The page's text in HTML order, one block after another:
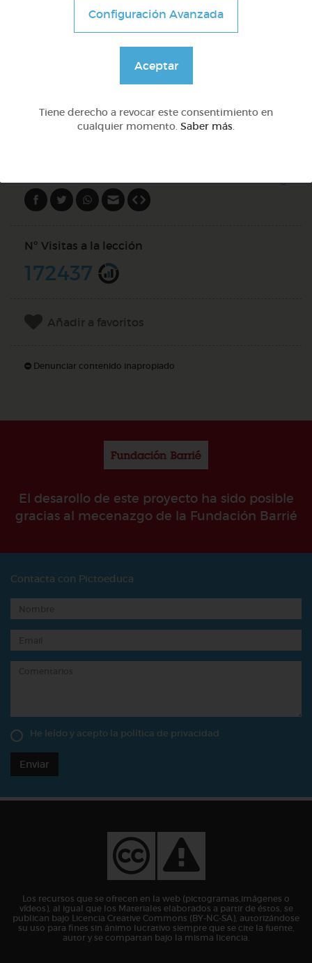
1º Primaria (6-7 años)
Preguntas con qué
@Webparaelespanol
Nº Visitas a la lección
172437
Añadir a favoritos
Denunciar contenido inapropiado
El desarollo de este proyecto ha sido posible
gracias al mecenazgo de la Fundación Barrié
Contacta con Pictoeduca
He leído y acepto la política de privacidad
Enviar
Los recursos que se ofrecen en la web (pictogramas,imágenes o
vídeos), al igual que los Materiales elaborados a partir de éstos, se
publican bajo Licencia Creative Commons (BY-NC-SA), autorizándose
su uso para fines sin ánimo lucrativo siempre que se cite la fuente,
autor y se compartan bajo la misma licencia.
Configuración Avanzada
Aceptar
Tiene derecho a revocar este consentimiento en
cualquier momento. Saber más.